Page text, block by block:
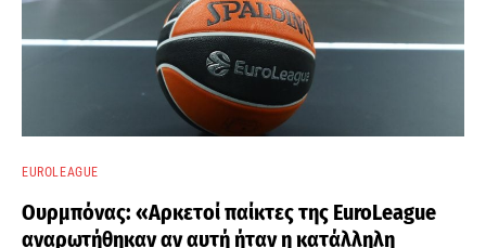
EUROLEAGUE
Ουρμπόνας: «Αρκετοί παίκτες της EuroLeague
αναρωτήθηκαν αν αυτή ήταν η κατάλληλη